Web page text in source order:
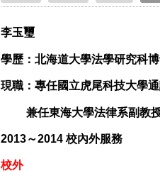
李玉璽
學歷： 北海道大學法學研究科
現職： 專任國立虎尾科技大學
兼任東海大學法律系副教
2013～2014 校內外服務
校外